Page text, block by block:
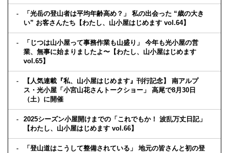
「光岳の登山者は平均年齢高め？」 私の出会った “歳の大き
い” お客さんたち【わたし、山小屋はじめます vol.64】
「じつは山小屋って事務作業も山盛り」 今年も光小屋の営
業、無事に始まりましたよ〜【わたし、山小屋はじめます
vol.65】
【人気連載『私、山小屋はじめます』刊行記念】 南アルプ
ス・光小屋「小宮山花さんトークショー」 高尾で8月30日
（土）に開催
2025シーズン小屋開けまでの「これでもか！ 波乱万丈日記」
【わたし、山小屋はじめます vol.66】
「登山道はこうして整備されている」 地元の皆さんと初の登